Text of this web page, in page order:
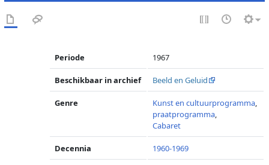
Periode 1967
Beschikbaar in archief Beeld en Geluid
Genre Kunst en cultuurprogramma,
praatprogramma,
Cabaret
Decennia 1960-1969